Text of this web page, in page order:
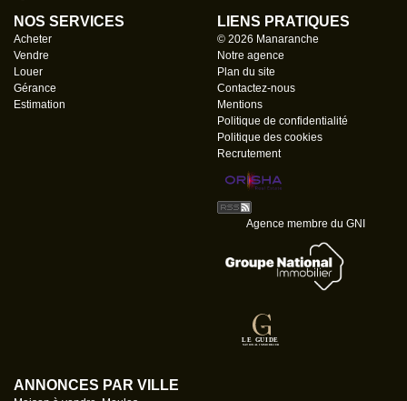
NOS SERVICES
Acheter
Vendre
Louer
Gérance
Estimation
LIENS PRATIQUES
© 2026 Manaranche
Notre agence
Plan du site
Contactez-nous
Mentions
Politique de confidentialité
Politique des cookies
Recrutement
Agence membre du GNI
ANNONCES PAR VILLE